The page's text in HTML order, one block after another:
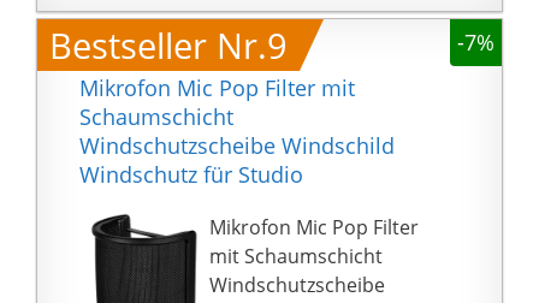
Ihnen, mehr Wind
abzulenken, um ein
komfortableres Fahren
zu erreichen, und
erhöht Ihre
Verkehrssicherheit.
Premium-Qualität: Der
einstellbare Windschutz
ist aus hochwertigem
Material, soliden Design
Bestseller Nr.9
-7%
Mikrofon Mic Pop Filter mit
Schaumschicht
Windschutzscheibe Windschild
Windschutz für Studio
Mikrofon Mic Pop Filter
mit Schaumschicht
Windschutzscheibe